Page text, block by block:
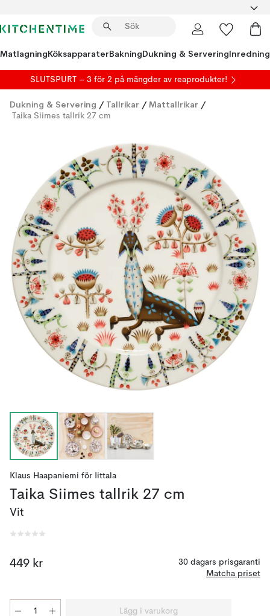
MatlagningKöksapparaterBakningDukning & ServeringInredning
SLUTSPURT – 3 för 2 på mängder av reaprodukter!
Dukning & Servering / Tallrikar / Mattallrikar /
Taika Siimes tallrik 27 cm
Klaus Haapaniemi för Iittala
Taika Siimes tallrik 27 cm
Vit
449 kr
30 dagars prisgaranti
Matcha priset
Lägg i varukorg